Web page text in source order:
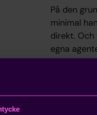
På den
minimal
direkt.
egna